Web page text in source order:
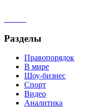
Разделы
Правопорядок
В мире
Шоу-бизнес
Спорт
Видео
Аналитика